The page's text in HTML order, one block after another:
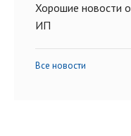
Хорошие новости
ИП
Все новости